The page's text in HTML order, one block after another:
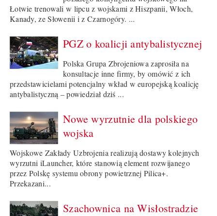
Łotwie trenowali w lipcu z wojskami z Hiszpanii, Włoch,
Kanady, ze Słowenii i z Czarnogóry. ...
PGZ o koalicji antybalistycznej
Polska Grupa Zbrojeniowa zaprosiła na
konsultacje inne firmy, by omówić z ich
przedstawicielami potencjalny wkład w europejską koalicję
antybalistyczną – powiedział dziś ...
Nowe wyrzutnie dla polskiego
wojska
Wojskowe Zakłady Uzbrojenia realizują dostawy kolejnych
wyrzutni iLauncher, które stanowią element rozwijanego
przez Polskę systemu obrony powietrznej Pilica+.
Przekazani...
Szachownica na Wisłostradzie